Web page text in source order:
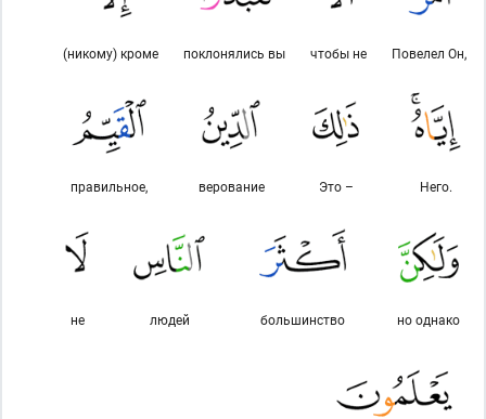
Повелел Он,
чтобы не
поклонялись вы
(никому) кроме
Него.
Это –
верование
правильное,
но однако
большинство
людей
не